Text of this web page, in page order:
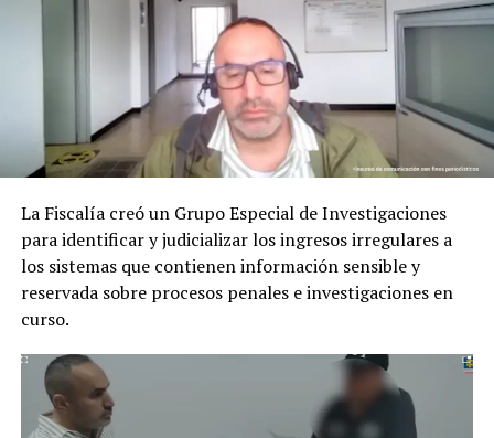
En audiencias concentradas el procesado aceptó los
cargos y deberá cumplir medida de aseguramiento en
establecimiento carcelario.
El material probatorio recopilado da cuenta de que la
mujer vendría siendo víctima de un ciclo de violencia
física y psicológica por parte del hoy imputado.
El señalado agresor se presentó de manera voluntaria el
pasado 7 de enero en la Unidad de Reacción Inmediata
(URI) de Engativá, donde uniformados de la Policía
Nacional hicieron efectiva la orden de captura en su
contra.
La Fiscalía creó un Grupo Especial de Investigaciones
para identificar y judicializar los ingresos irregulares a
los sistemas que contienen información sensible y
reservada sobre procesos penales e investigaciones en
curso.